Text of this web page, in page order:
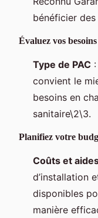
bénéficier
Évaluez vos besoins
Type de PAC
convient le
besoins en
sanitaire\2\3.
Planifiez votre
Coûts et
d’installation
disponibles
manière